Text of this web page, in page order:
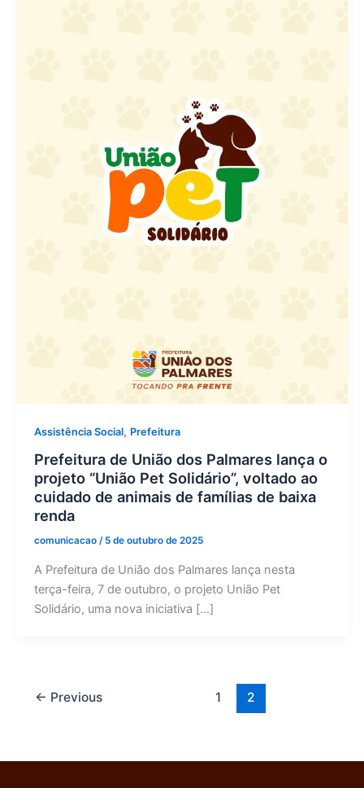
Assistência Social, Prefeitura
Prefeitura de União dos Palmares lança o
projeto “União Pet Solidário”, voltado ao
cuidado de animais de famílias de baixa
renda
comunicacao / 5 de outubro de 2025
A Prefeitura de União dos Palmares lança nesta
terça-feira, 7 de outubro, o projeto União Pet
Solidário, uma nova iniciativa […]
← Previous 1 2